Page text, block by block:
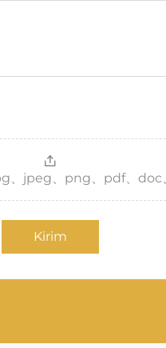
jpeg、png、pdf、doc
Kirim